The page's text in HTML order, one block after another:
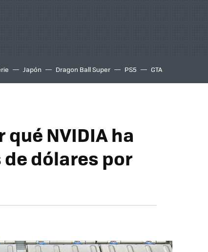
Japón Dragon Ball Super PS5 GTA
NVIDIA ha
dólares por